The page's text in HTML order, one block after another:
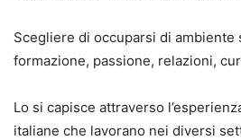
Scegliere di occuparsi di ambiente
formazione, passione, relazioni,
Lo si capisce attraverso
italiane che lavorano nei diversi